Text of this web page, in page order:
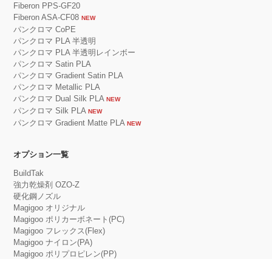
Fiberon PPS-GF20
Fiberon ASA-CF08 NEW
パンクロマ CoPE
パンクロマ PLA 半透明
パンクロマ PLA 半透明レインボー
パンクロマ Satin PLA
パンクロマ Gradient Satin PLA
パンクロマ Metallic PLA
パンクロマ Dual Silk PLA NEW
パンクロマ Silk PLA NEW
パンクロマ Gradient Matte PLA NEW
オプション一覧
BuildTak
強力乾燥剤 OZO-Z
硬化鋼ノズル
Magigoo オリジナル
Magigoo ポリカーボネート(PC)
Magigoo フレックス(Flex)
Magigoo ナイロン(PA)
Magigoo ポリプロピレン(PP)